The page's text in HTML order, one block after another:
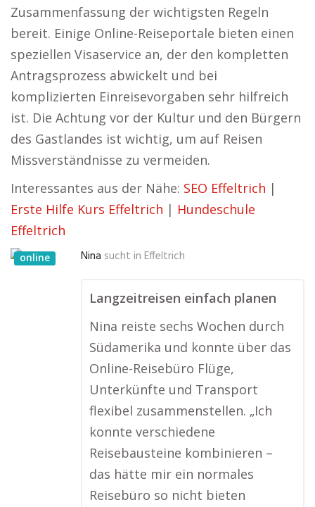
Zusammenfassung der wichtigsten Regeln
bereit. Einige Online-Reiseportale bieten einen
speziellen Visaservice an, der den kompletten
Antragsprozess abwickelt und bei
komplizierten Einreisevorgaben sehr hilfreich
ist. Die Achtung vor der Kultur und den Bürgern
des Gastlandes ist wichtig, um auf Reisen
Missverständnisse zu vermeiden.
Interessantes aus der Nähe: SEO Effeltrich |
Erste Hilfe Kurs Effeltrich | Hundeschule
Effeltrich
online Nina sucht in Effeltrich
Langzeitreisen einfach planen
Nina reiste sechs Wochen durch
Südamerika und konnte über das
Online-Reisebüro Flüge,
Unterkünfte und Transport
flexibel zusammenstellen. „Ich
konnte verschiedene
Reisebausteine kombinieren –
das hätte mir ein normales
Reisebüro so nicht bieten